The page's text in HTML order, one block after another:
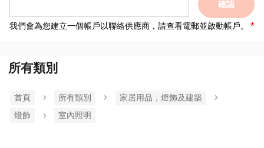
確認
我們會為您建立一個帳戶以聯絡供應商，請查看電郵並啟動帳戶。
所有類別
首頁 所有類別
家居用品，燈飾及建築
燈飾
室內照明